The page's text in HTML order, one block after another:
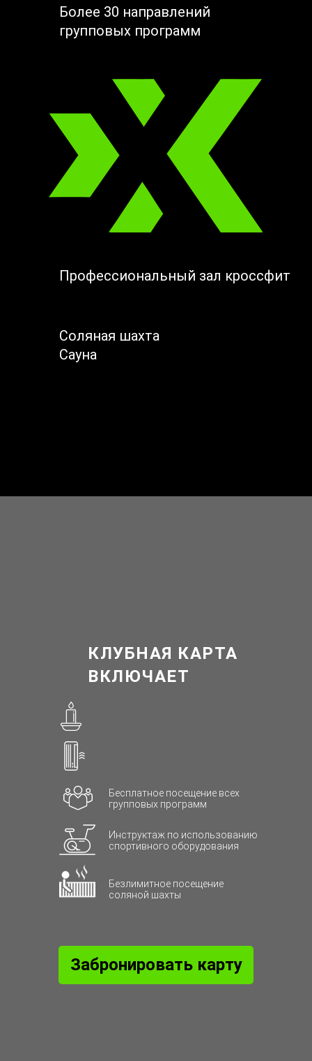
Более 30 направлений
групповых программ
Профессиональный зал кроссфит
Соляная шахта
Сауна
КЛУБНАЯ КАРТА
ВКЛЮЧАЕТ
Бесплатное посещение всех
групповых программ
Инструктаж по использованию
спортивного оборудования
Забронировать карту
Безлимитное посещение
соляной шахты